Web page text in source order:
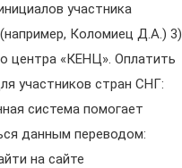
участника
Коломиец Д.А.) 3)
центра «КЕНЦ». Оплатить
участников стран СНГ:
система помогает
данным переводом:
на сайте